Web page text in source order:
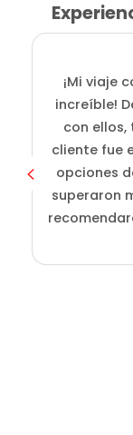
¡Mi viaje
increíble!
con ellos,
cliente fue
opciones
superaron